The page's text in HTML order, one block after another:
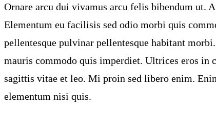
Ornare arcu dui vivamus arcu felis bibendum ut.
Elementum eu facilisis sed odio morbi quis
pellentesque pulvinar pellentesque habitant
mauris commodo quis imperdiet. Ultrices eros in
sagittis vitae et leo. Mi proin sed libero enim.
elementum nisi quis.